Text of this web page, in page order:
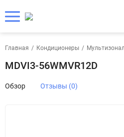
Главная / Кондиционеры /
MDVI3-56WMVR12D
Обзор Отзывы (0)